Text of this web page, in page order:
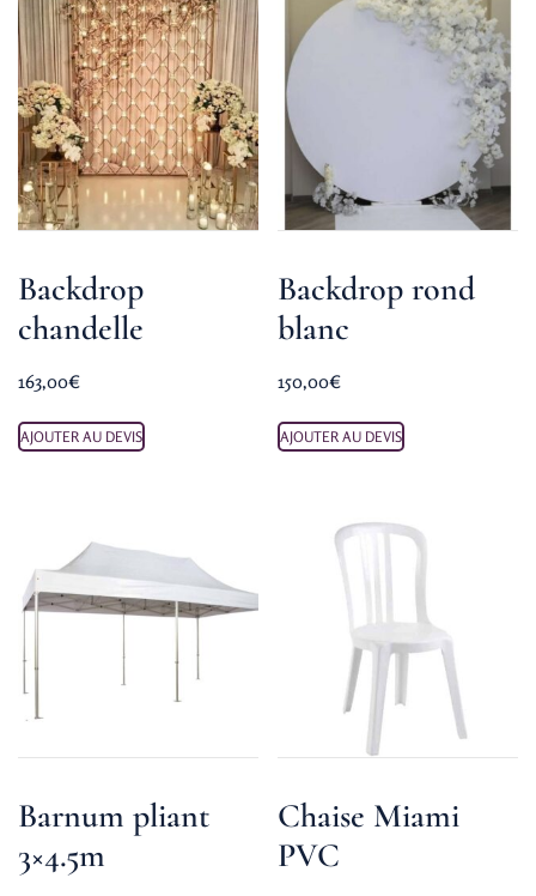
Backdrop
chandelle
163,00€
AJOUTER AU DEVIS
Backdrop rond
blanc
150,00€
AJOUTER AU DEVIS
Barnum pliant
3×4.5m
Chaise Miami
PVC